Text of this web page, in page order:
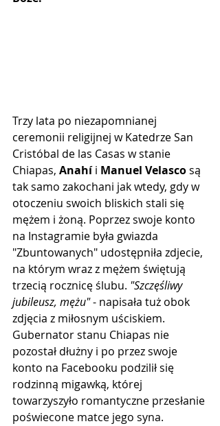
Trzy lata po niezapomnianej
ceremonii religijnej w Katedrze San
Cristóbal de las Casas w stanie
Chiapas, Anahí i Manuel Velasco są
tak samo zakochani jak wtedy, gdy w
otoczeniu swoich bliskich stali się
mężem i żoną. Poprzez swoje konto
na Instagramie była gwiazda
"Zbuntowanych" udostępniła zdjecie,
na którym wraz z mężem świętują
trzecią rocznicę ślubu. "Szczęśliwy
jubileusz, mężu" - napisała tuż obok
zdjęcia z miłosnym uściskiem.
Gubernator stanu Chiapas nie
pozostał dłużny i po przez swoje
konto na Facebooku podzilił się
rodzinną migawką, której
towarzyszyło romantyczne przesłanie
poświecone matce jego syna.